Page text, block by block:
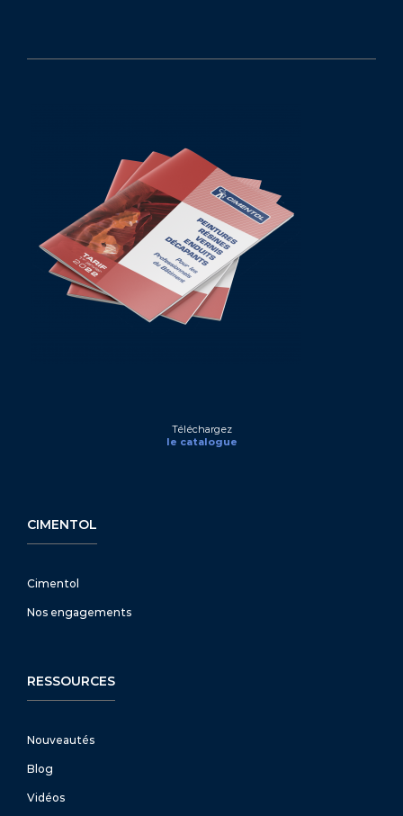
Téléchargez
le catalogue
CIMENTOL
Cimentol
Nos engagements
RESSOURCES
Nouveautés
Blog
Vidéos